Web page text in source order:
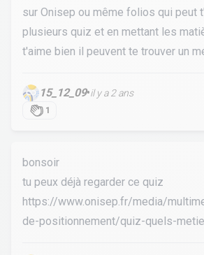
sur Onisep ou même folios qui peut
plusieurs quiz et en mettant les
t'aime bien il peuvent te trouver un
15_12_09•il y a 2 ans
1
bonsoir
tu peux déjà regarder ce quiz
https://www.onisep.fr/media/
de-positionnement/quiz-quels-